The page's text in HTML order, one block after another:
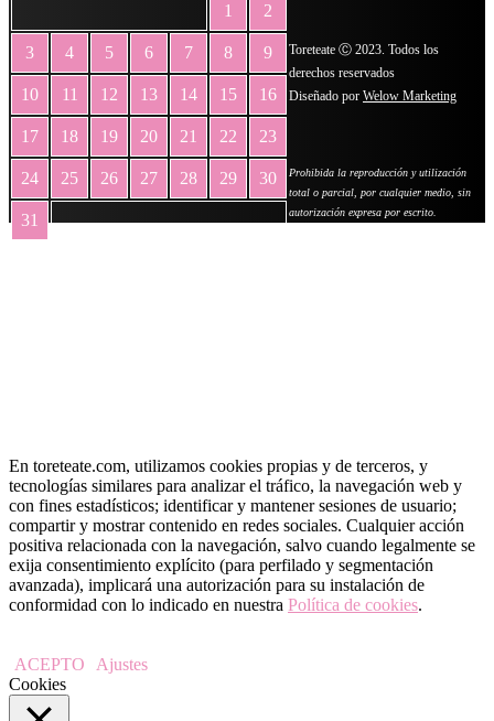
1 2
3 4 5 6 7 8 9
10 11 12 13 14 15 16
17 18 19 20 21 22 23
24 25 26 27 28 29 30
31
Toreteate Ⓒ 2023. Todos los
derechos reservados
Diseñado por Welow Marketing
Prohibida la reproducción y utilización
total o parcial, por cualquier medio, sin
autorización expresa por escrito.
En toreteate.com, utilizamos cookies propias y de terceros, y
tecnologías similares para analizar el tráfico, la navegación web y
con fines estadísticos; identificar y mantener sesiones de usuario;
compartir y mostrar contenido en redes sociales. Cualquier acción
positiva relacionada con la navegación, salvo cuando legalmente se
exija consentimiento explícito (para perfilado y segmentación
avanzada), implicará una autorización para su instalación de
conformidad con lo indicado en nuestra Política de cookies.
ACEPTO
Ajustes
Cookies